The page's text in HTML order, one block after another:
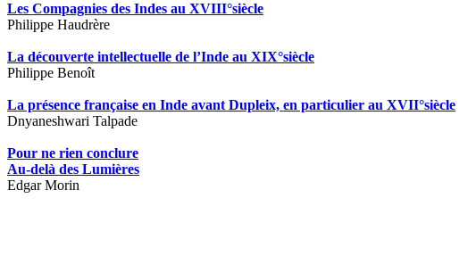
Les Compagnies des Indes au XVIII°siècle
Philippe Haudrère
La découverte intellectuelle de l’Inde au XIX°siècle
Philippe Benoît
La présence française en Inde avant Dupleix, en particulier au XVII°siècle
Dnyaneshwari Talpade
Pour ne rien conclure
Au-delà des Lumières
Edgar Morin